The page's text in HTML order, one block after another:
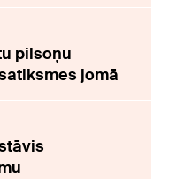
pilsoņu
jomā